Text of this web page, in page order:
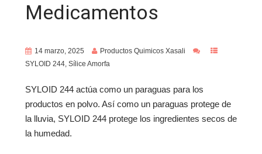
Medicamentos
14 marzo, 2025
Productos Quimicos Xasali
SYLOID 244, Sílice Amorfa
SYLOID 244 actúa como un paraguas para los
productos en polvo. Así como un paraguas protege de
la lluvia, SYLOID 244 protege los ingredientes secos de
la humedad.